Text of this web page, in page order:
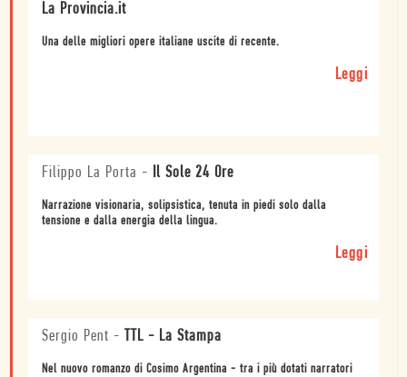
La Provincia.it
Una delle migliori opere italiane uscite di recente.
Leggi
Filippo La Porta - Il Sole 24 Ore
Narrazione visionaria, solipsistica, tenuta in piedi solo dalla
tensione e dalla energia della lingua.
Leggi
Sergio Pent - TTL - La Stampa
Nel nuovo romanzo di Cosimo Argentina - tra i più dotati narratori